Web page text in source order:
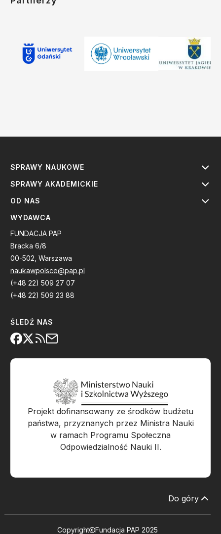
SPRAWY NAUKOWE
SPRAWY AKADEMICKIE
OD NAS
WYDAWCA
FUNDACJA PAP
Bracka 6/8
00-502, Warszawa
naukawpolsce@pap.pl
(+48 22) 509 27 07
(+48 22) 509 23 88
ŚLEDŹ NAS
Projekt dofinansowany ze środków budżetu
państwa, przyznanych przez Ministra Nauki
w ramach Programu Społeczna
Odpowiedzialność Nauki II.
Do góry
Copyright Fundacja PAP 2025